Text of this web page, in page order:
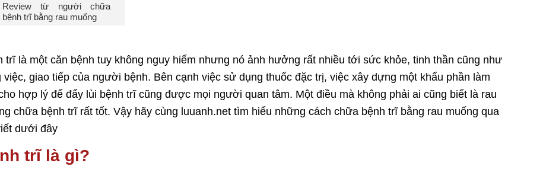
Review từ người chữa
bệnh trĩ bằng rau muống
trĩ là một căn bệnh tuy không nguy hiểm nhưng nó ảnh hưởng rất nhiều tới sức khỏe, tinh thần cũng như
việc, giao tiếp của người bệnh. Bên cạnh việc sử dụng thuốc đặc trị, việc xây dựng một khẩu phần làm
hợp lý để đẩy lùi bệnh trĩ cũng được mọi người quan tâm. Một điều mà không phải ai cũng biết là rau
chữa bệnh trĩ rất tốt. Vậy hãy cùng luuanh.net tìm hiểu những cách chữa bệnh trĩ bằng rau muống qua
dưới đây
trĩ là gì?